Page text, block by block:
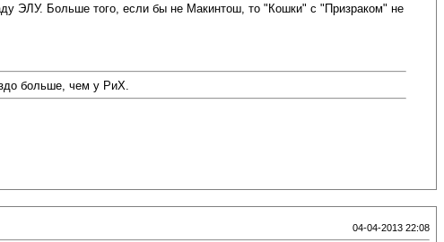
ЭЛУ. Больше того, если бы не Макинтош, то "Кошки" с "Призраком" не
больше, чем у РиХ.
04-04-2013 22:08